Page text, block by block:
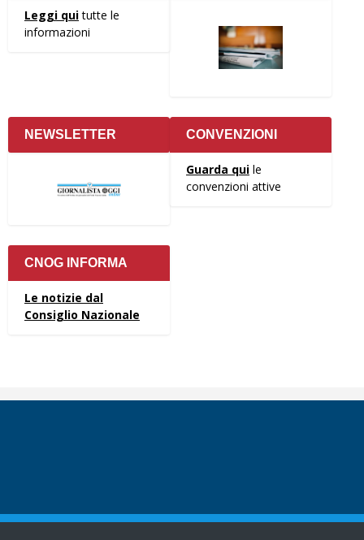
Leggi quitutte le
informazioni
NEWSLETTER CONVENZIONI
Guarda qui le
convenzioni attive
CNOG INFORMA
Le notizie dal
Consiglio Nazionale